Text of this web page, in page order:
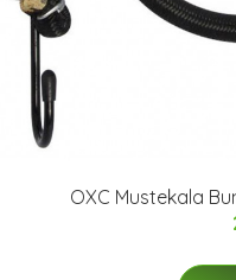
OXC Mustekala